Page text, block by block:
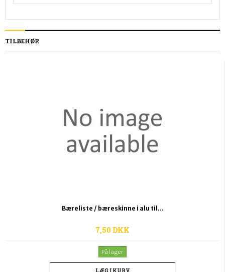
TILBEHØR
Bæreliste / bæreskinne i alu til...
7,50 DKK
På lager
LÆG I KURV